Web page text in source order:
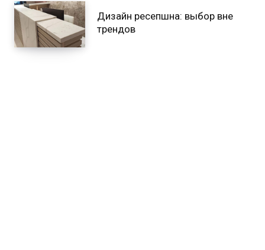
Дизайн ресепшна: выбор вне
трендов